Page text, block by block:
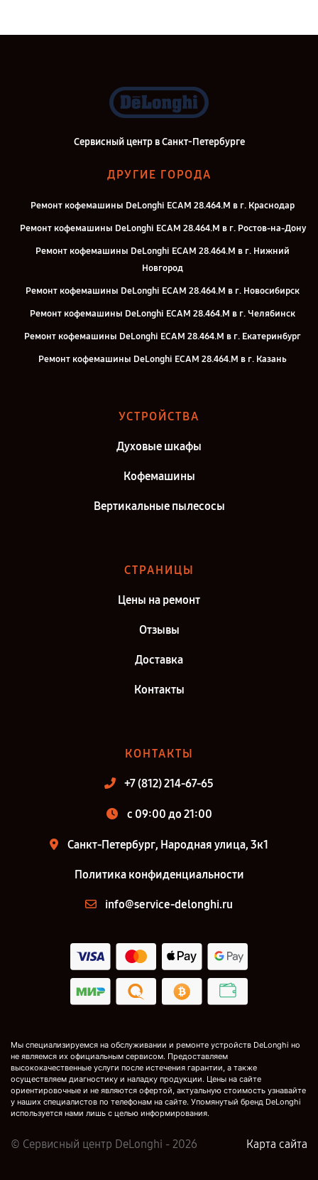
Сервисный центр в Санкт-Петербурге
ДРУГИЕ ГОРОДА
Ремонт кофемашины DeLonghi ECAM 28.464.M в г. Краснодар
Ремонт кофемашины DeLonghi ECAM 28.464.M в г. Ростов-на-Дону
Ремонт кофемашины DeLonghi ECAM 28.464.M в г. Нижний
Новгород
Ремонт кофемашины DeLonghi ECAM 28.464.M в г. Новосибирск
Ремонт кофемашины DeLonghi ECAM 28.464.M в г. Челябинск
Ремонт кофемашины DeLonghi ECAM 28.464.M в г. Екатеринбург
Ремонт кофемашины DeLonghi ECAM 28.464.M в г. Казань
Ремонт кофемашины DeLonghi ECAM 28.464.M в г. Киров
Ремонт кофемашины DeLonghi ECAM 28.464.M в г. Москва
УСТРОЙСТВА
Духовые шкафы
Кофемашины
Вертикальные пылесосы
СТРАНИЦЫ
Цены на ремонт
Отзывы
Доставка
Контакты
КОНТАКТЫ
+7 (812) 214-67-65
c 09:00 до 21:00
Санкт-Петербург, Народная улица, 3к1
Политика конфиденциальности
info@service-delonghi.ru
Мы специализируемся на обслуживании и ремонте устройств DeLonghi но
не являемся их официальным сервисом. Предоставляем
высококачественные услуги после истечения гарантии, а также
осуществляем диагностику и наладку продукции. Цены на сайте
ориентировочные и не являются офертой, актуальную стоимость узнавайте
у наших специалистов по телефонам на сайте. Упомянутый бренд DeLonghi
используется нами лишь с целью информирования.
© Сервисный центр DeLonghi - 2026 Карта сайта